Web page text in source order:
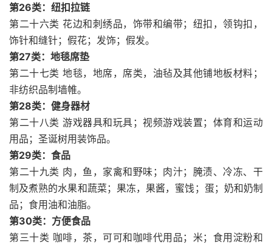
第26类：纽扣拉链
第二十六类 花边和刺绣品，饰带和编带；纽扣，领钩扣，
饰针和缝针；假花；发饰；假发。
第27类：地毯席垫
第二十七类 地毯，地席，席类，油毡及其他铺地板材料；
非纺织品制墙帷。
第28类：健身器材
第二十八类 游戏器具和玩具；视频游戏装置；体育和运动
用品；圣诞树用装饰品。
第29类：食品
第二十九类 肉，鱼，家禽和野味；肉汁；腌渍、冷冻、干
制及煮熟的水果和蔬菜；果冻，果酱，蜜饯；蛋；奶和奶制
品；食用油和油脂。
第30类：方便食品
第三十类 咖啡，茶，可可和咖啡代用品；米；食用淀粉和